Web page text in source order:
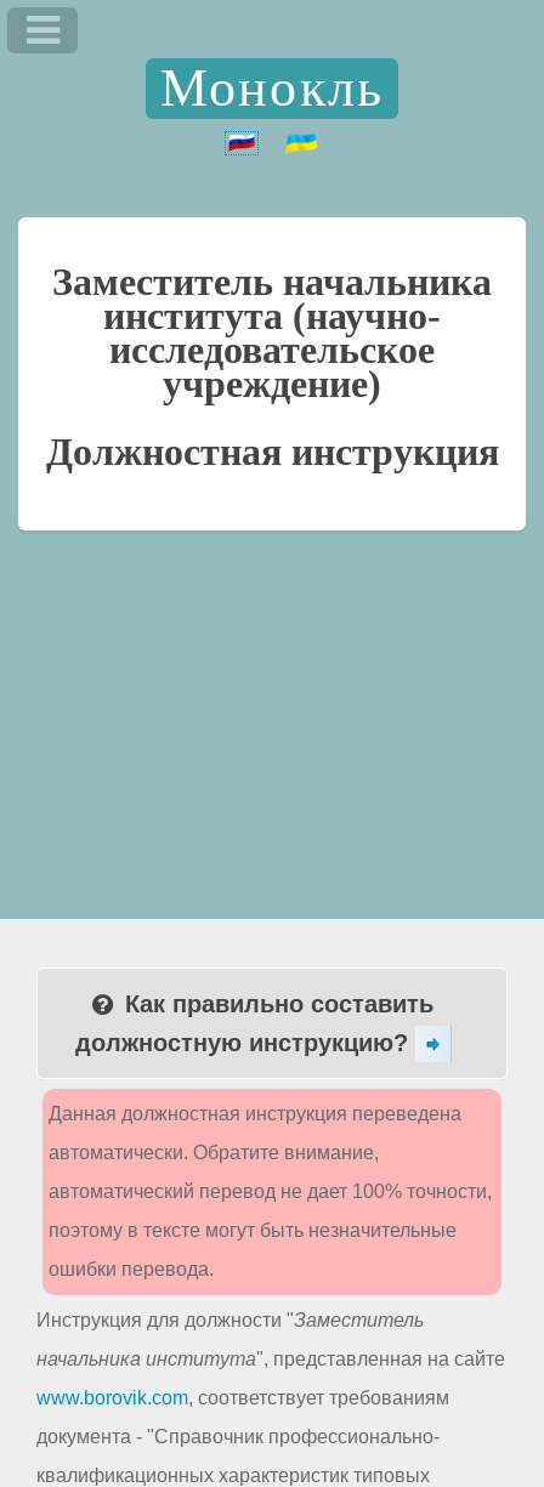
Монокль
Заместитель начальника
института (научно-
исследовательское
учреждение)
Должностная инструкция
Как правильно составить
должностную инструкцию?
Данная должностная инструкция переведена
автоматически. Обратите внимание,
автоматический перевод не дает 100% точности,
поэтому в тексте могут быть незначительные
ошибки перевода.
Инструкция для должности "Заместитель
начальника института", представленная на сайте
www.borovik.com, соответствует требованиям
документа - "Справочник профессионально-
квалификационных характеристик типовых